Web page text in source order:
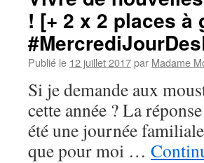
! [+ 2 x 2 places à
Publié le 12 juillet 2017par Madame
Si je demande aux
cette année ? La
été une journée
que pour moi …